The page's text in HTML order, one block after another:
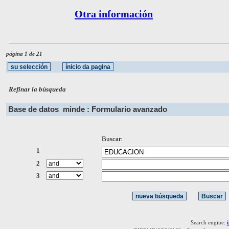
Otra información
página 1 de 21
Refinar la búsqueda
Base de datos minde : Formulario avanzado
Buscar:
1
2
3
Search engine: